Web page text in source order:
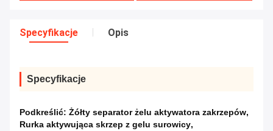
Specyfikacje Opis
Specyfikacje
Podkreślić: Żółty separator żelu aktywatora zakrzepów,
Rurka aktywująca skrzep z gelu surowicy,